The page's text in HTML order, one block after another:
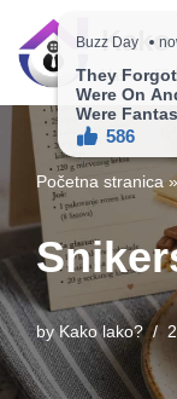
Skip
content
Kako
Vaš vodič
Početna stranica »
byKako lako?